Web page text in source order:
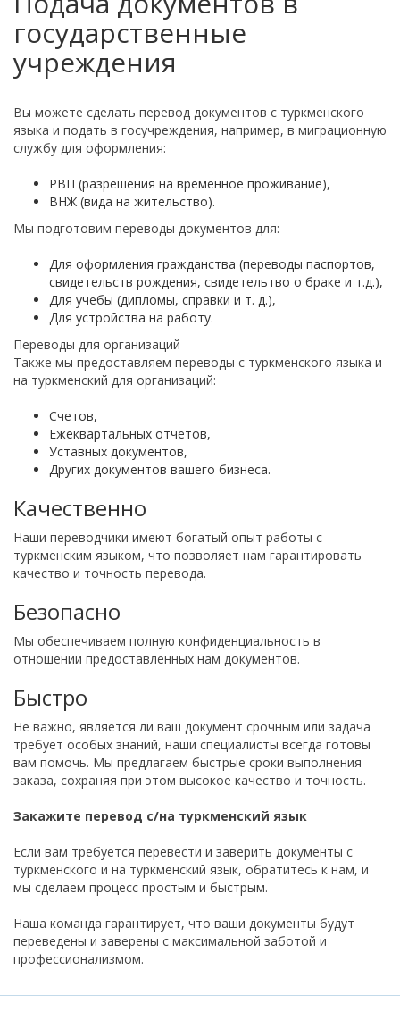
государственные
учреждения
Вы можете сделать перевод документов с туркменского
языка и подать в госучреждения, например, в миграционную
службу для оформления:
РВП (разрешения на временное проживание),
ВНЖ (вида на жительство).
Мы подготовим переводы документов для:
Для оформления гражданства (переводы паспортов,
свидетельств рождения, свидетельтво о браке и т.д.),
Для учебы (дипломы, справки и т. д.),
Для устройства на работу.
Переводы для организаций
Также мы предоставляем переводы с туркменского языка и
на туркменский для организаций:
Счетов,
Ежеквартальных отчётов,
Уставных документов,
Других документов вашего бизнеса.
Качественно
Наши переводчики имеют богатый опыт работы с
туркменским языком, что позволяет нам гарантировать
качество и точность перевода.
Безопасно
Мы обеспечиваем полную конфиденциальность в
отношении предоставленных нам документов.
Быстро
Не важно, является ли ваш документ срочным или задача
требует особых знаний, наши специалисты всегда готовы
вам помочь. Мы предлагаем быстрые сроки выполнения
заказа, сохраняя при этом высокое качество и точность.
Закажите перевод с/на туркменский язык
Если вам требуется перевести и заверить документы с
туркменского и на туркменский язык, обратитесь к нам, и
мы сделаем процесс простым и быстрым.
Наша команда гарантирует, что ваши документы будут
переведены и заверены с максимальной заботой и
профессионализмом.